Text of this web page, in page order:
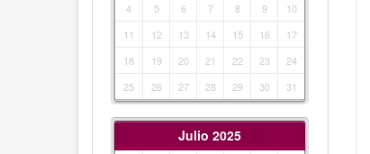
4
5 6 7 8 9
10
11
12 13 14 15 16
17
18
19 20 21 22 23
24
25
26 27 28 29 30 31
Julio 2025